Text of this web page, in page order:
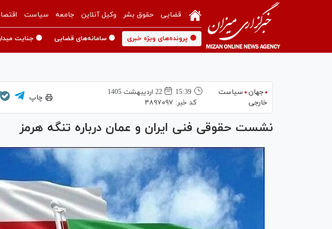
قضایی حقوق بشر وکیل آنلاین جامعه سیاست
🟡 پرونده‌های ویژه خبری 🟡 سامانه‌های قضایی 🟡 جنایت
جهان
سیاست
خارجی
15:39
22 ارديبهشت 1405
کد خبر: ۴۸۹۷۰۹۷
چاپ
نشست حقوقی فنی ایران و عمان درباره تنگه هرمز